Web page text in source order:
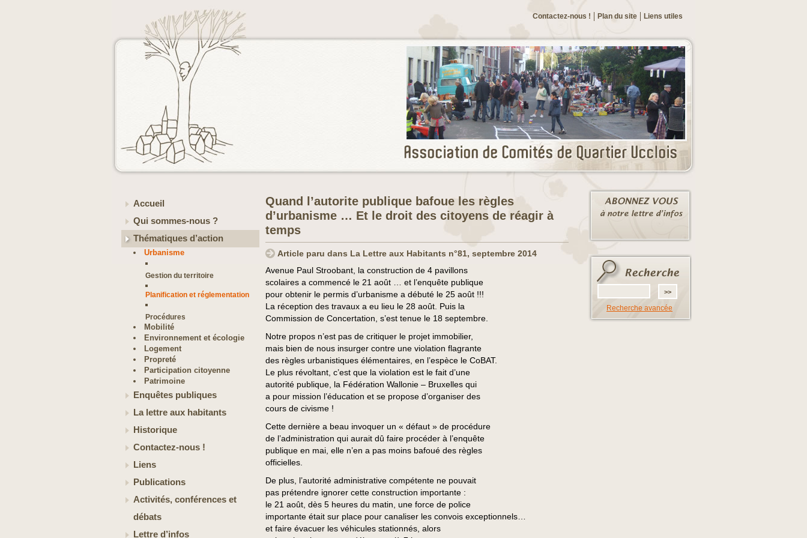
Liens utiles
Plan du site
Contactez-nous !
Accueil
Qui sommes-nous ?
Thématiques d’action
Urbanisme
Gestion du territoire
Planification et réglementation
Procédures
Mobilité
Environnement et écologie
Logement
Propreté
Participation citoyenne
Patrimoine
Enquêtes publiques
La lettre aux habitants
Historique
Contactez-nous !
Liens
Publications
Activités, conférences et
débats
Lettre d’infos
Quand l’autorite publique bafoue les règles
d’urbanisme … Et le droit des citoyens de réagir à
temps
Article paru dans La Lettre aux Habitants n°81, septembre 2014
Avenue Paul Stroobant, la construction de 4 pavillons
scolaires a commencé le 21 août … et l’enquête publique
pour obtenir le permis d’urbanisme a débuté le 25 août !!!
La réception des travaux a eu lieu le 28 août. Puis la
Commission de Concertation, s’est tenue le 18 septembre.
Notre propos n’est pas de critiquer le projet immobilier,
mais bien de nous insurger contre une violation flagrante
des règles urbanistiques élémentaires, en l’espèce le CoBAT.
Le plus révoltant, c’est que la violation est le fait d’une
autorité publique, la Fédération Wallonie – Bruxelles qui
a pour mission l’éducation et se propose d’organiser des
cours de civisme !
Cette dernière a beau invoquer un « défaut » de procédure
de l’administration qui aurait dû faire procéder à l’enquête
publique en mai, elle n’en a pas moins bafoué des règles
officielles.
De plus, l’autorité administrative compétente ne pouvait
pas prétendre ignorer cette construction importante :
le 21 août, dès 5 heures du matin, une force de police
importante était sur place pour canaliser les convois exceptionnels…
et faire évacuer les véhicules stationnés, alors
Recherche avancée